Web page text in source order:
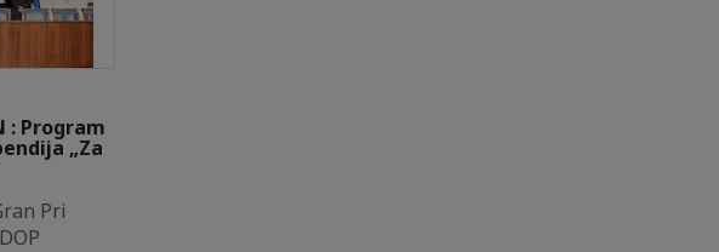
: Program
„Za
Pri